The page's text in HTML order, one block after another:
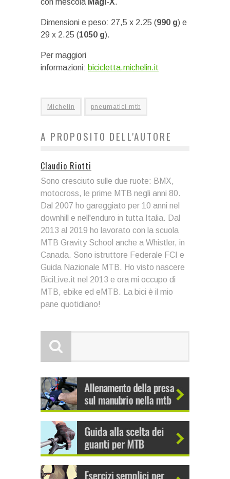
con mescola Magi-X.
Dimensioni e peso: 27,5 x 2.25 (990 g) e
29 x 2.25 (1050 g).
Per maggiori
informazioni: bicicletta.michelin.it
Michelin pneumatici mtb
A PROPOSITO DELL'AUTORE
Claudio Riotti
Sono cresciuto sulle due ruote: BMX,
motocross, le prime MTB negli anni 80.
Dal 2007 ho gareggiato per 10 anni nel
downhill e nell'enduro in tutta Italia. Dal
2013 al 2019 ho lavorato con la scuola
MTB Gravity School anche a Whistler, in
Canada. Sono istruttore Federale FCI e
Guida Nazionale MTB. Ho visto nascere
BiciLive.it nel 2013 e ora mi occupo di
MTB, ebike ed eMTB. La bici è il mio
pane quotidiano!